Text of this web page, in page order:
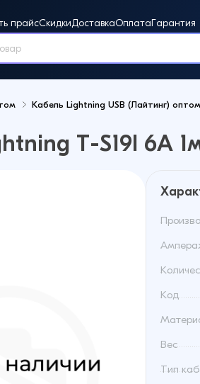
прайсСкидкиДоставкаОплатаГарантия
Новинки
Кабель Lightning USB (Лайтинг) оптом
T-S19I 6A
Код
Вес
Тип